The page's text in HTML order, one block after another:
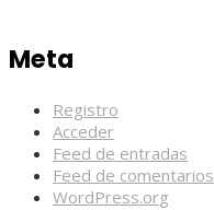
Meta
Registro
Acceder
Feed de entradas
Feed de comentarios
WordPress.org